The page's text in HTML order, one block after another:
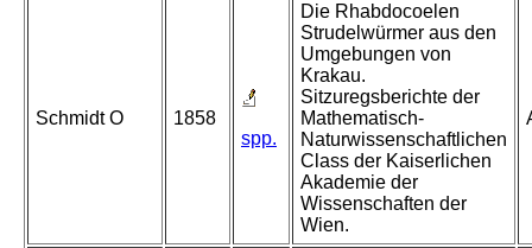
Schmidt O
1858
spp.
Die Rhabdocoelen
Strudelwürmer aus den
Umgebungen von
Krakau.
Sitzuregsberichte der
Mathematisch-
Naturwissenschaftlichen
Class der Kaiserlichen
Akademie der
Wissenschaften der
Wien.